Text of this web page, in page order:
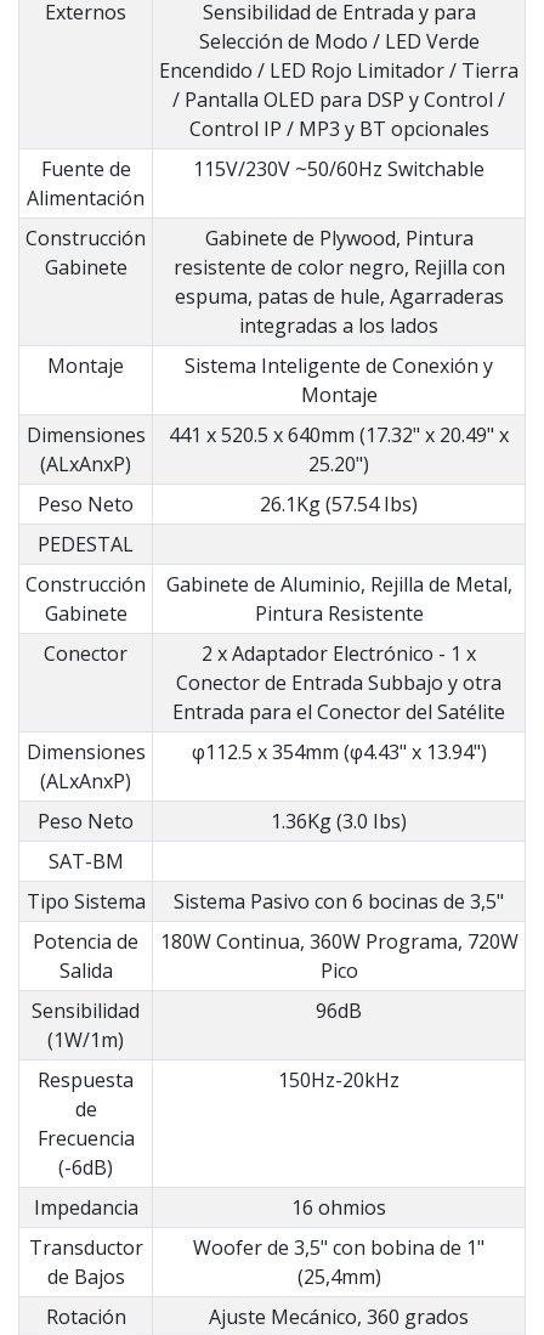
Externos
Sensibilidad de Entrada y para
Selección de Modo / LED Verde
Encendido / LED Rojo Limitador / Tierra
/ Pantalla OLED para DSP y Control /
Control IP / MP3 y BT opcionales
Fuente de
Alimentación
115V/230V ~50/60Hz Switchable
Construcción
Gabinete
Gabinete de Plywood, Pintura
resistente de color negro, Rejilla con
espuma, patas de hule, Agarraderas
integradas a los lados
Montaje
Sistema Inteligente de Conexión y
Montaje
Dimensiones
(ALxAnxP)
441 x 520.5 x 640mm (17.32" x 20.49" x
25.20")
Peso Neto
26.1Kg (57.54 Ibs)
PEDESTAL
Construcción
Gabinete
Gabinete de Aluminio, Rejilla de Metal,
Pintura Resistente
Conector
2 x Adaptador Electrónico - 1 x
Conector de Entrada Subbajo y otra
Entrada para el Conector del Satélite
Dimensiones
(ALxAnxP)
φ112.5 x 354mm (φ4.43" x 13.94")
Peso Neto
1.36Kg (3.0 Ibs)
SAT-BM
Tipo Sistema
Sistema Pasivo con 6 bocinas de 3,5"
Potencia de
Salida
180W Continua, 360W Programa, 720W
Pico
Sensibilidad
(1W/1m)
96dB
Respuesta
de
Frecuencia
(-6dB)
150Hz-20kHz
Impedancia
16 ohmios
Transductor
de Bajos
Woofer de 3,5" con bobina de 1"
(25,4mm)
Rotación
Ajuste Mecánico, 360 grados